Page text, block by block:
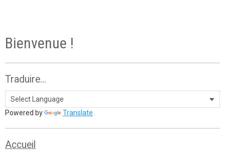
Bienvenue !
Traduire...
Powered by Translate
Accueil